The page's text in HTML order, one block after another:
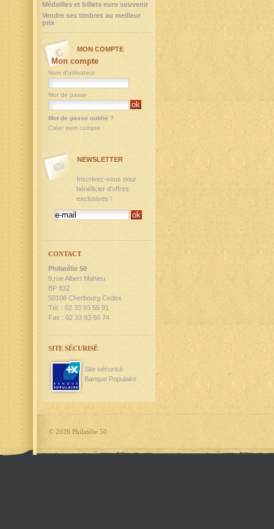
Médailles et billets euro souvenir
Vendre ses timbres au meilleur
prix
MON COMPTE
Mon compte
Nom d'utilisateur
Mot de passe
Mot de passe oublié ?
Créer mon compte
NEWSLETTER
Inscrivez-vous pour
bénéficier d'offres
exclusives !
CONTACT
Philatélie 50
9,rue Albert Mahieu
BP 832
50108 Cherbourg Cedex
Tél. : 02 33 93 55 91
Fax : 02 33 93 56 74
SITE SÉCURISÉ
Site sécurisé
Banque Populaire
© 2026 Philatélie 50